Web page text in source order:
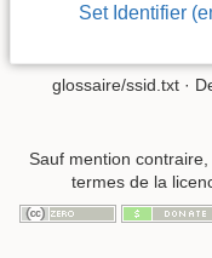
Set Identifier
glossaire/ssid.txt ·
Sauf mention
termes de la